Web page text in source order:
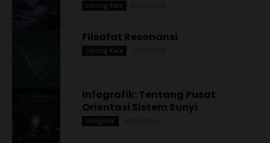
Lorong Kata
Filsafat Resonansi
Lorong Kata
Infografik: Tentang Pusat
Orientasi Sistem Sunyi
Infografik